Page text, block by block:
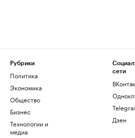
Рубрики
Политика
Экономика
Общество
Бизнес
Технологии и
медиа
сети
Дзен